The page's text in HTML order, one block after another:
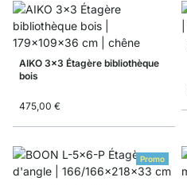
AIKO 3x3 Étagère bibliothèque
bois
475,00 €
Promo